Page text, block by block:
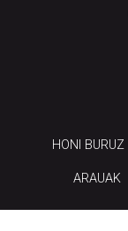
HONI BURUZ
ARAUAK